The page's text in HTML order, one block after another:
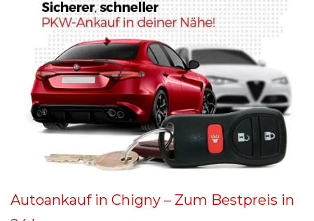
Autoankauf in Chigny – Zum Bestpreis in